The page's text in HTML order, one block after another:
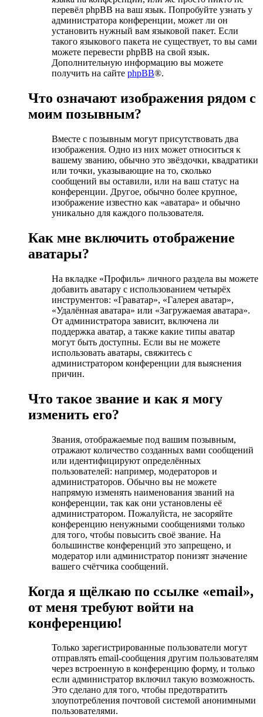
перевёл phpBB на ваш язык. Попробуйте узнать у
администратора конференции, может ли он
установить нужный вам языковой пакет. Если
такого языкового пакета не существует, то вы сами
можете перевести phpBB на свой язык.
Дополнительную информацию вы можете
получить на сайте phpBB®.
Что означают изображения рядом с
моим позывным?
Вместе с позывным могут присутствовать два
изображения. Одно из них может относиться к
вашему званию, обычно это звёздочки, квадратики
или точки, указывающие на то, сколько
сообщений вы оставили, или на ваш статус на
конференции. Другое, обычно более крупное,
изображение известно как «аватара» и обычно
уникально для каждого пользователя.
Как мне включить отображение
аватары?
На вкладке «Профиль» личного раздела вы можете
добавить аватару с использованием четырёх
инструментов: «Граватар», «Галерея аватар»,
«Удалённая аватара» или «Загружаемая аватара».
От администратора зависит, включена ли
поддержка аватар, а также какие типы аватар
могут быть доступны. Если вы не можете
использовать аватары, свяжитесь с
администратором конференции для выяснения
причин.
Что такое звание и как я могу
изменить его?
Звания, отображаемые под вашим позывным,
отражают количество созданных вами сообщений
или идентифицируют определённых
пользователей: например, модераторов и
администраторов. Обычно вы не можете
напрямую изменять наименования званий на
конференции, так как они установлены её
администратором. Пожалуйста, не засоряйте
конференцию ненужными сообщениями только
для того, чтобы повысить своё звание. На
большинстве конференций это запрещено, и
модератор или администратор понизят значение
вашего счётчика сообщений.
Когда я щёлкаю по ссылке «email»,
от меня требуют войти на
конференцию!
Только зарегистрированные пользователи могут
отправлять email-сообщения другим пользователям
через встроенную в конференцию форму, и только
если администратор включил такую возможность.
Это сделано для того, чтобы предотвратить
злоупотребления почтовой системой анонимными
пользователями.